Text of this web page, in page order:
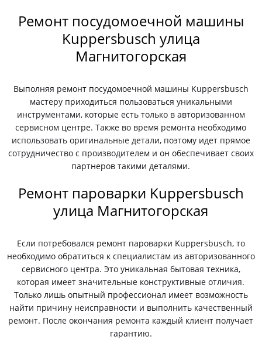
Ремонт посудомоечной машины
Kuppersbusch улица
Магнитогорская
Выполняя ремонт посудомоечной машины Kuppersbusch
мастеру приходиться пользоваться уникальными
инструментами, которые есть только в авторизованном
сервисном центре. Также во время ремонта необходимо
использовать оригинальные детали, поэтому идет прямое
сотрудничество с производителем и он обеспечивает своих
партнеров такими деталями.
Ремонт пароварки Kuppersbusch
улица Магнитогорская
Если потребовался ремонт пароварки Kuppersbusch, то
необходимо обратиться к специалистам из авторизованного
сервисного центра. Это уникальная бытовая техника,
которая имеет значительные конструктивные отличия.
Только лишь опытный профессионал имеет возможность
найти причину неисправности и выполнить качественный
ремонт. После окончания ремонта каждый клиент получает
гарантию.